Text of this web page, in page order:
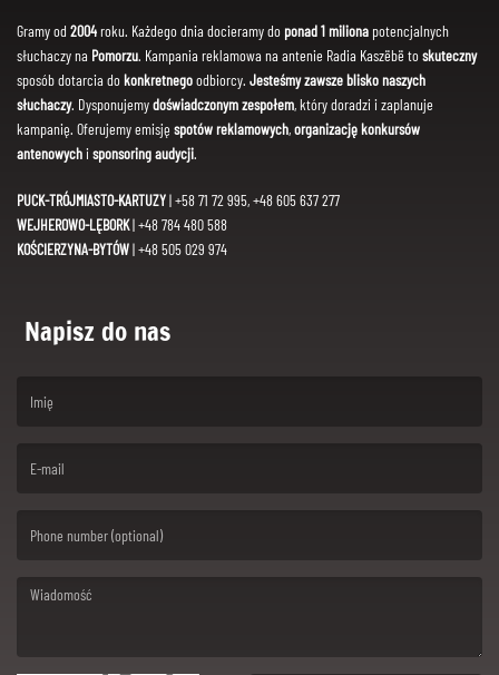
Gramy od 2004roku. Każdego dnia docieramy do ponad 1 miliona potencjalnych
słuchaczy na Pomorzu. Kampania reklamowa na antenie Radia Kaszëbë toskuteczny
sposób dotarcia dokonkretnegoodbiorcy. Jesteśmy zawsze blisko naszych
słuchaczy. Dysponujemydoświadczonym zespołem, który doradzi i zaplanuje
kampanię. Oferujemy emisję spotów reklamowych,organizację konkursów
antenowychi sponsoring audycji.
PUCK-TRÓJMIASTO-KARTUZY| +58 71 72 995, +48 605 637 277
WEJHEROWO-LĘBORK| +48 784 480 588
KOŚCIERZYNA-BYTÓW| +48 505 029 974
Napisz do nas